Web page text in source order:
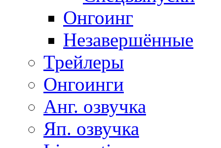
Онгоинг
Незавершённые
Трейлеры
Онгоинги
Анг. озвучка
Яп. озвучка